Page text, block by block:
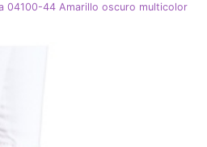
04100-44 Amarillo oscuro multicolor